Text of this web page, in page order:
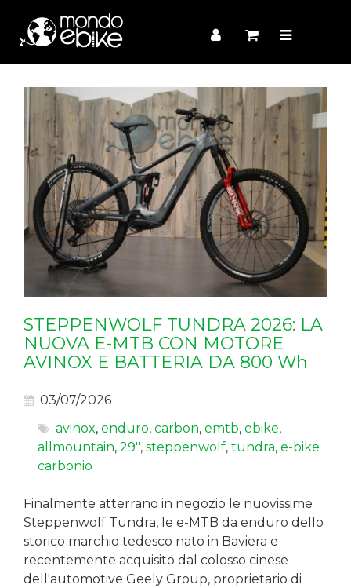
STEPPENWOLF TUNDRA 2026: LA
NUOVA E-MTB CON MOTORE
AVINOX E BATTERIA DA 800 Wh
03/07/2026
avinox,enduro,carbon,emtb,ebike,
allmountain, 29'', steppenwolf, tundra, e-bike
carbonio
Finalmente atterrano in negozio le nuovissime
Steppenwolf Tundra, le e-MTB da enduro dello
storico marchio tedesco nato in Baviera e
recentemente acquisito dal colosso cinese
dell'automotive Geely Group, proprietario di